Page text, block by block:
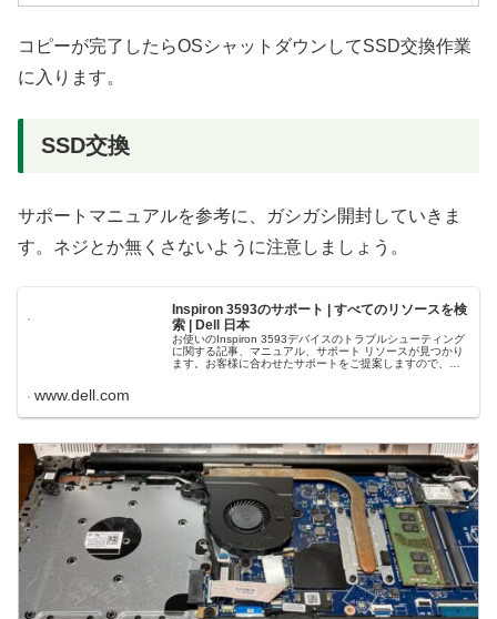
コピーが完了したらOSシャットダウンしてSSD交換作業
に入ります。
SSD交換
サポートマニュアルを参考に、ガシガシ開封していきま
す。ネジとか無くさないように注意しましょう。
Inspiron 3593のサポート | すべてのリソースを検
索 | Dell 日本
お使いのInspiron 3593デバイスのトラブルシューティング
に関する記事、マニュアル、サポート リソースが見つかり
ます。お客様に合わせたサポートをご提案しますので、サ
www.dell.com